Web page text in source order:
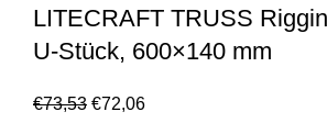
LITECRAFT TRUSS
U-Stück, 600×140 mm
€73,53 €72,06